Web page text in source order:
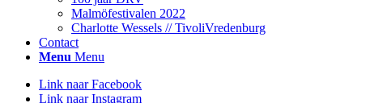
Malmöfestivalen 2022
Charlotte Wessels // TivoliVredenburg
Contact
Menu Menu
Link naar Facebook
Link naar Instagram